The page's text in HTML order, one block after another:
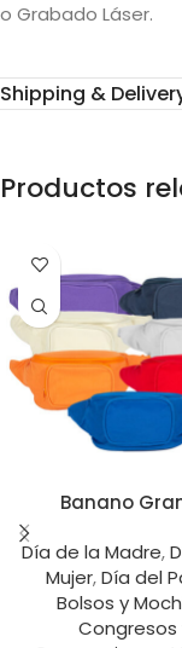
o Grabado Láser.
Shipping &
Productos
Banano
Día de la Madre,
Mujer,Día del
Bolsos y
Congresos